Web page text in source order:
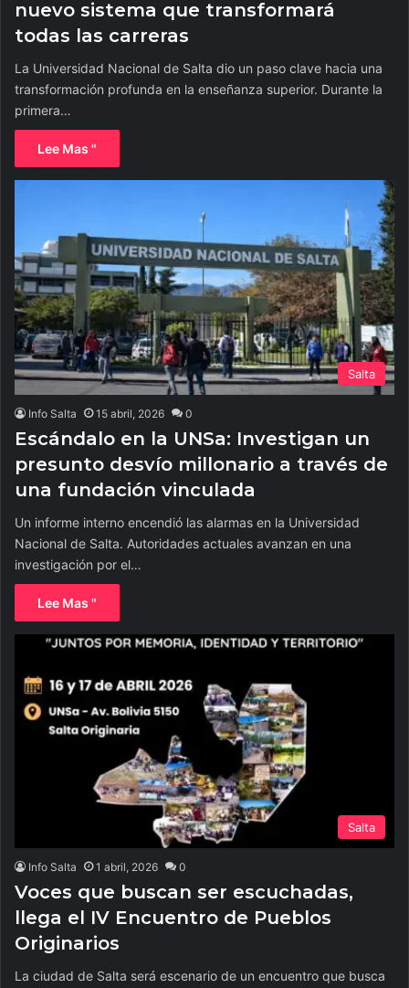
nuevo sistema que transformará
todas las carreras
La Universidad Nacional de Salta dio un paso clave hacia una
transformación profunda en la enseñanza superior. Durante la
primera…
Lee Mas "
Salta
Info Salta 15 abril, 2026 0
Escándalo en la UNSa: Investigan un
presunto desvío millonario a través de
una fundación vinculada
Un informe interno encendió las alarmas en la Universidad
Nacional de Salta. Autoridades actuales avanzan en una
investigación por el…
Lee Mas "
Salta
Info Salta 1 abril, 2026 0
Voces que buscan ser escuchadas,
llega el IV Encuentro de Pueblos
Originarios
La ciudad de Salta será escenario de un encuentro que busca